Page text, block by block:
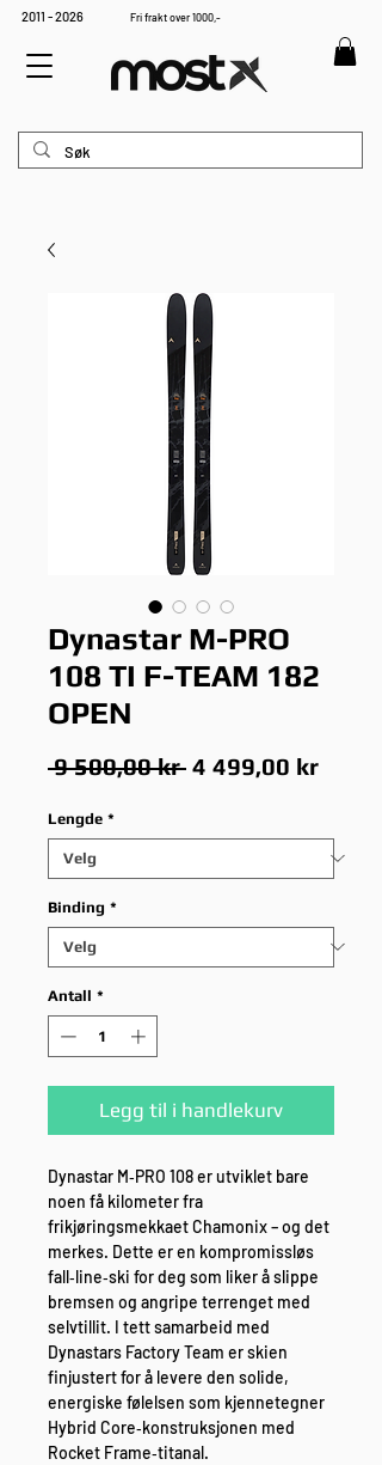
2011 - 2026 Fri frakt over 1000,-
Dynastar M-PRO
108 TI F-TEAM 182
OPEN
9 500,00 kr Vanlig
4 499,00 kr
Lengde *
Binding *
Antall *
Legg til i handlekurv
Dynastar M‑PRO 108 er utviklet bare
noen få kilometer fra
frikjøringsmekkaet Chamonix – og det
merkes. Dette er en kompromissløs
fall‑line‑ski for deg som liker å slippe
bremsen og angripe terrenget med
selvtillit. I tett samarbeid med
Dynastars Factory Team er skien
finjustert for å levere den solide,
energiske følelsen som kjennetegner
Hybrid Core‑konstruksjonen med
Rocket Frame‑titanal.